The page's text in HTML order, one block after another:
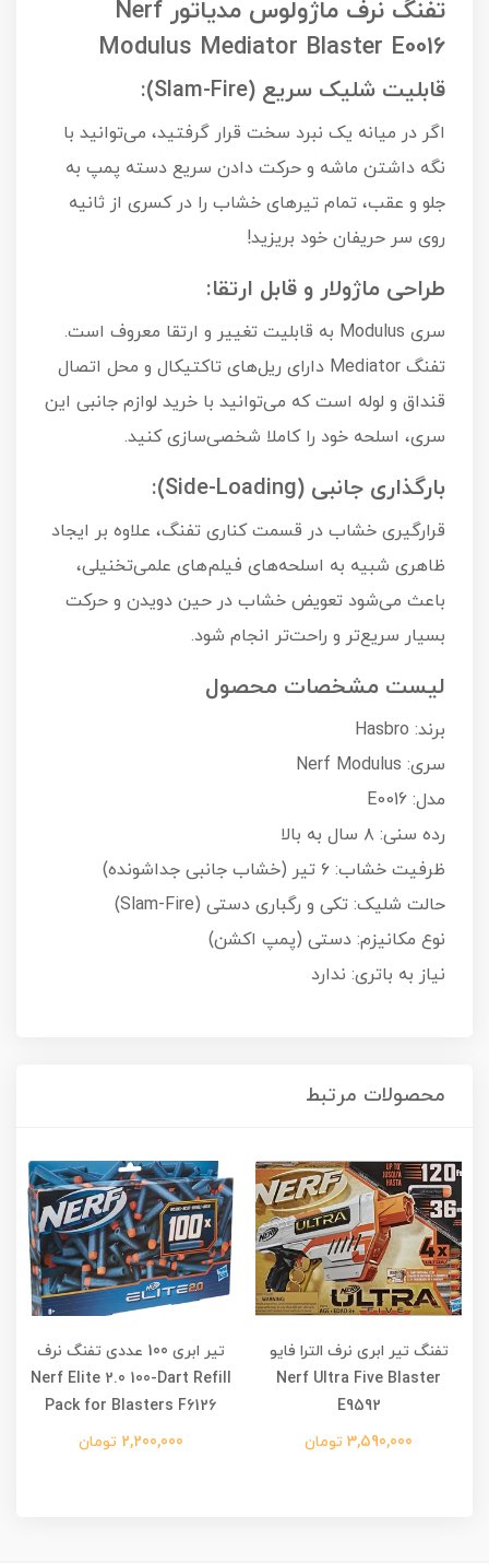
تفنگ نرف ماژولوس مدیاتور Nerf
Modulus Mediator Blaster E0016
قابلیت شلیک سریع (Slam-Fire):
اگر در میانه یک نبرد سخت قرار گرفتید، می‌توانید با
نگه داشتن ماشه و حرکت دادن سریع دسته پمپ به
جلو و عقب، تمام تیرهای خشاب را در کسری از ثانیه
روی سر حریفان خود بریزید!
طراحی ماژولار و قابل ارتقا:
سری Modulus به قابلیت تغییر و ارتقا معروف است.
تفنگ Mediator دارای ریل‌های تاکتیکال و محل اتصال
قنداق و لوله است که می‌توانید با خرید لوازم جانبی این
سری، اسلحه خود را کاملا شخصی‌سازی کنید.
بارگذاری جانبی (Side-Loading):
قرارگیری خشاب در قسمت کناری تفنگ، علاوه بر ایجاد
ظاهری شبیه به اسلحه‌های فیلم‌های علمی‌تخنیلی،
باعث می‌شود تعویض خشاب در حین دویدن و حرکت
بسیار سریع‌تر و راحت‌تر انجام شود.
لیست مشخصات محصول
برند: Hasbro
سری: Nerf Modulus
مدل: E0016
رده سنی: ۸ سال به بالا
ظرفیت خشاب: ۶ تیر (خشاب جانبی جداشونده)
حالت شلیک: تکی و رگباری دستی (Slam-Fire)
نوع مکانیزم: دستی (پمپ اکشن)
نیاز به باتری: ندارد
محصولات مرتبط
تفنگ تیر ابری نرف الترا فایو
Nerf Ultra Five Blaster
E9592
3,590,000 تومان
تیر ابری 100 عددی تفنگ نرف
Nerf Elite 2.0 100-Dart Refill
Pack for Blasters F6126
2,200,000 تومان